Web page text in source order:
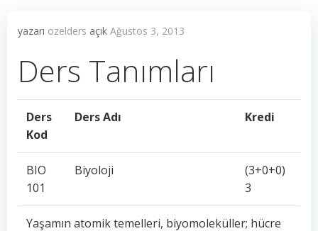
yazarı ozelders açık Ağustos 3, 2013
Ders Tanımları
Ders
Kod
Ders Adı Kredi
BIO
101
Biyoloji
(3+0+0)
3
Yaşamın atomik temelleri, biyomoleküller; hücre